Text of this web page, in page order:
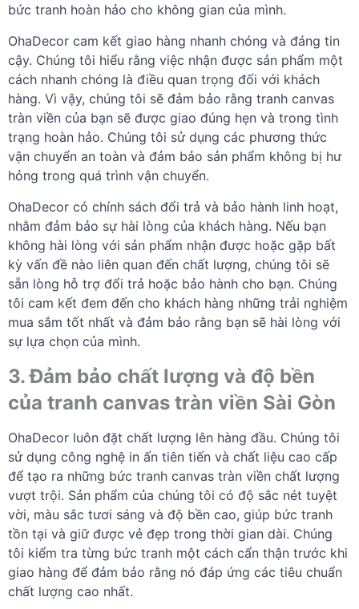
bức tranh hoàn hảo cho không gian của mình.
OhaDecor cam kết giao hàng nhanh chóng và đáng tin
cậy. Chúng tôi hiểu rằng việc nhận được sản phẩm một
cách nhanh chóng là điều quan trọng đối với khách
hàng. Vì vậy, chúng tôi sẽ đảm bảo rằng tranh canvas
tràn viền của bạn sẽ được giao đúng hẹn và trong tình
trạng hoàn hảo. Chúng tôi sử dụng các phương thức
vận chuyển an toàn và đảm bảo sản phẩm không bị hư
hỏng trong quá trình vận chuyển.
OhaDecor có chính sách đổi trả và bảo hành linh hoạt,
nhằm đảm bảo sự hài lòng của khách hàng. Nếu bạn
không hài lòng với sản phẩm nhận được hoặc gặp bất
kỳ vấn đề nào liên quan đến chất lượng, chúng tôi sẽ
sẵn lòng hỗ trợ đổi trả hoặc bảo hành cho bạn. Chúng
tôi cam kết đem đến cho khách hàng những trải nghiệm
mua sắm tốt nhất và đảm bảo rằng bạn sẽ hài lòng với
sự lựa chọn của mình.
3. Đảm bảo chất lượng và độ bền
của tranh canvas tràn viền Sài Gòn
OhaDecor luôn đặt chất lượng lên hàng đầu. Chúng tôi
sử dụng công nghệ in ấn tiên tiến và chất liệu cao cấp
để tạo ra những bức tranh canvas tràn viền chất lượng
vượt trội. Sản phẩm của chúng tôi có độ sắc nét tuyệt
vời, màu sắc tươi sáng và độ bền cao, giúp bức tranh
tồn tại và giữ được vẻ đẹp trong thời gian dài. Chúng
tôi kiểm tra từng bức tranh một cách cẩn thận trước khi
giao hàng để đảm bảo rằng nó đáp ứng các tiêu chuẩn
chất lượng cao nhất.